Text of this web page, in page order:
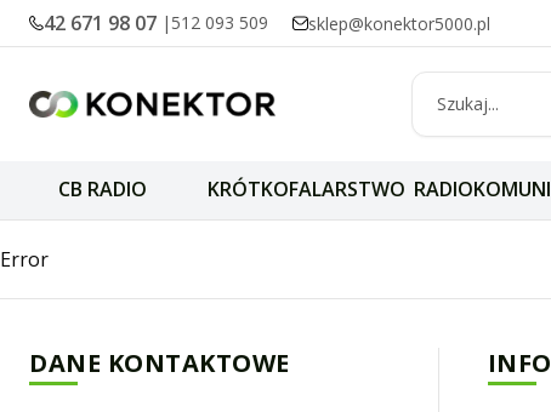
42 671 98 07 | 512 093 509 sklep@konektor5000.pl
CB RADIO KRÓTKOFALARSTWO
Podkładka
Error
DANE KONTAKTOWE